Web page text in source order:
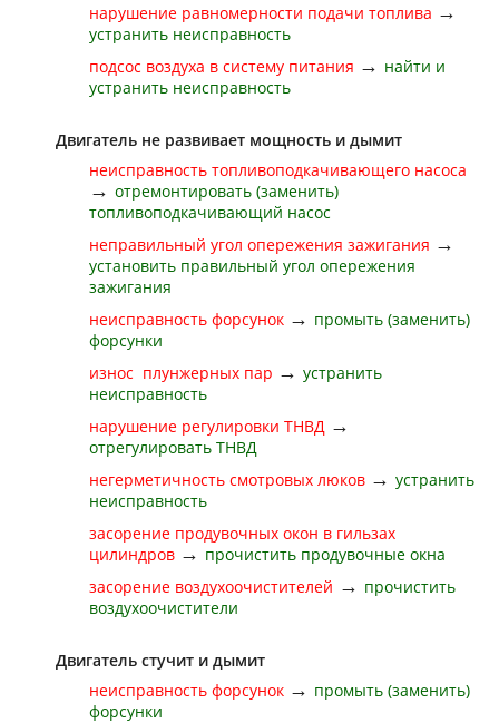
нарушение равномерности подачи топлива →
устранить неисправность
подсос воздуха в систему питания → найти и
устранить неисправность
Двигатель не развивает мощность и дымит
неисправность топливоподкачивающего насоса
→ отремонтировать (заменить)
топливоподкачивающий насос
неправильный угол опережения зажигания →
установить правильный угол опережения
зажигания
неисправность форсунок → промыть (заменить)
форсунки
износ плунжерных пар → устранить
неисправность
нарушение регулировки ТНВД →
отрегулировать ТНВД
негерметичность смотровых люков → устранить
неисправность
засорение продувочных окон в гильзах
цилиндров → прочистить продувочные окна
засорение воздухоочистителей → прочистить
воздухоочистители
Двигатель стучит и дымит
неисправность форсунок → промыть (заменить)
форсунки